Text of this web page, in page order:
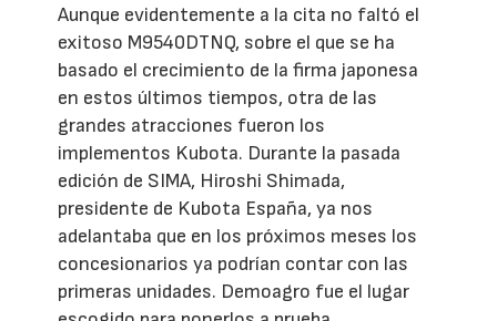
Aunque evidentemente a la cita no faltó el
exitoso M9540DTNQ, sobre el que se ha
basado el crecimiento de la firma japonesa
en estos últimos tiempos, otra de las
grandes atracciones fueron los
implementos Kubota. Durante la pasada
edición de SIMA, Hiroshi Shimada,
presidente de Kubota España, ya nos
adelantaba que en los próximos meses los
concesionarios ya podrían contar con las
primeras unidades. Demoagro fue el lugar